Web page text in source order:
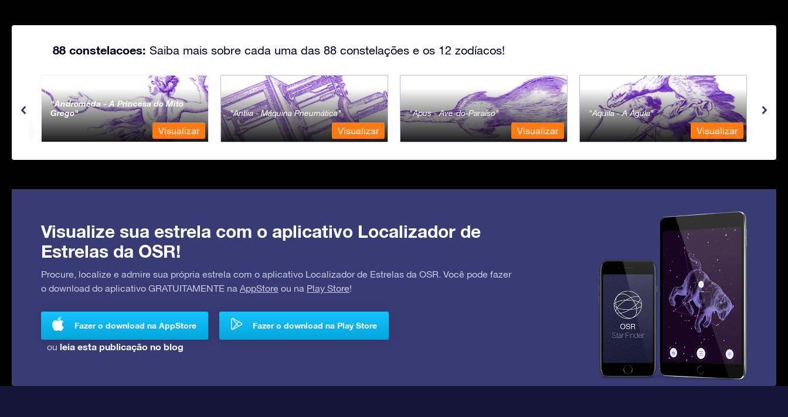
88 constelacoes: Saiba mais sobre cada uma das 88 constelações e os 12 zodíacos!
Andromeda - A Princesa do Mito
Grego
Visualizar
Antlia - Máquina Pneumática
Visualizar
Apus - Ave-do-Paraíso
Visualizar
Aquila - A Águia
Visualizar
Visualize sua estrela com o aplicativo Localizador de
Estrelas da OSR!
Procure, localize e admire sua própria estrela com o aplicativo Localizador de Estrelas da OSR. Você pode fazer
o download do aplicativo GRATUITAMENTE na AppStore ou na Play Store!
Fazer o download na AppStore Fazer o download na Play Store
ou leia esta publicação no blog